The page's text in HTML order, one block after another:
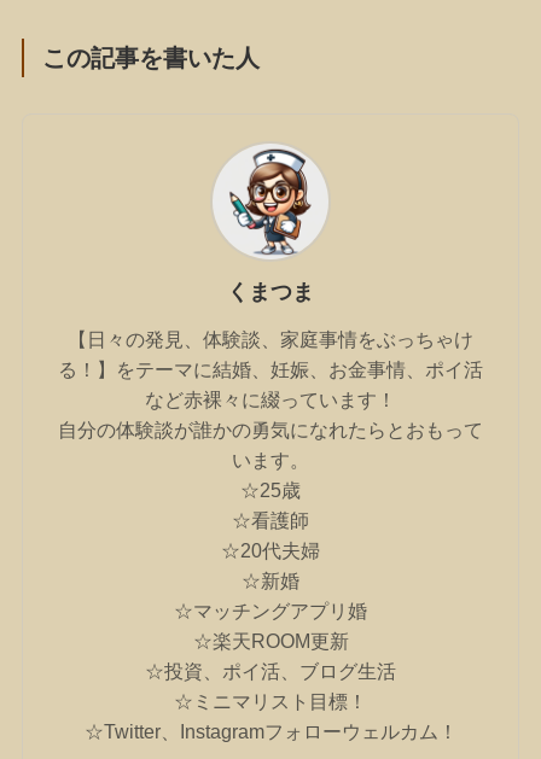
この記事を書いた人
くまつま
【日々の発見、体験談、家庭事情をぶっちゃけ
る！】をテーマに結婚、妊娠、お金事情、ポイ活
など赤裸々に綴っています！
自分の体験談が誰かの勇気になれたらとおもって
います。
☆25歳
☆看護師
☆20代夫婦
☆新婚
☆マッチングアプリ婚
☆楽天ROOM更新
☆投資、ポイ活、ブログ生活
☆ミニマリスト目標！
☆Twitter、Instagramフォローウェルカム！